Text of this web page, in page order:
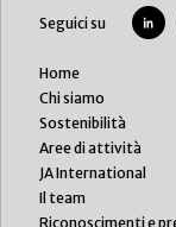
Seguici su
Home
Chi siamo
Sostenibilità
Aree di attività
JA International
Il team
Riconoscimenti e